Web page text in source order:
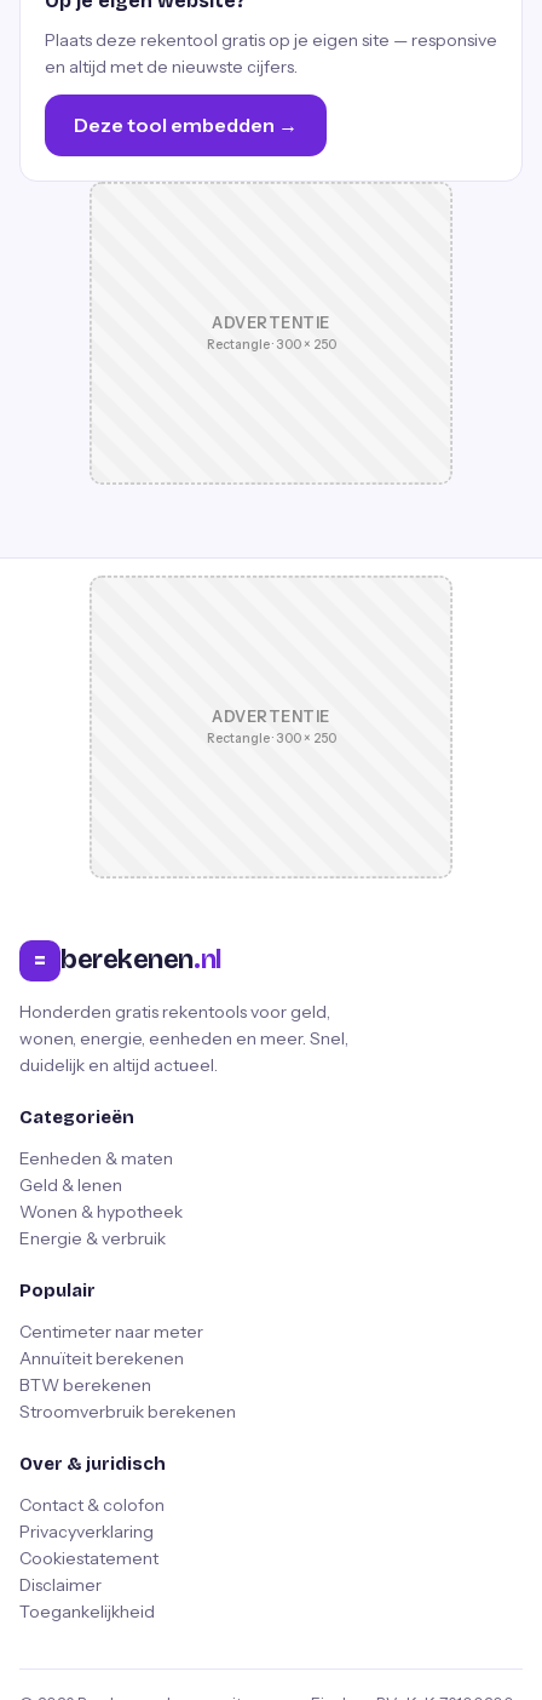
Plaats deze rekentool gratis op je eigen site — responsive
en altijd met de nieuwste cijfers.
Deze tool embedden →
ADVERTENTIE
Rectangle · 300 × 250
ADVERTENTIE
Rectangle · 300 × 250
= berekenen.nl
Honderden gratis rekentools voor geld,
wonen, energie, eenheden en meer. Snel,
duidelijk en altijd actueel.
Categorieën
Eenheden & maten
Geld & lenen
Wonen & hypotheek
Energie & verbruik
Populair
Centimeter naar meter
Annuïteit berekenen
BTW berekenen
Stroomverbruik berekenen
Over & juridisch
Contact & colofon
Privacyverklaring
Cookiestatement
Disclaimer
Toegankelijkheid